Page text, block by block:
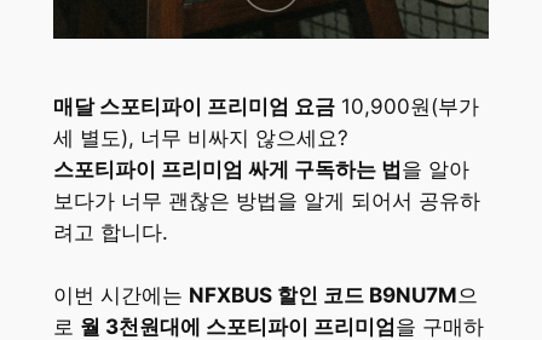
매달 스포티파이 프리미엄 요금10,900원(부가
세 별도), 너무 비싸지 않으세요?
스포티파이 프리미엄 싸게 구독하는 법을 알아
보다가 너무 괜찮은 방법을 알게 되어서 공유하
려고 합니다.
이번 시간에는 NFXBUS 할인 코드 B9NU7M으
로 월 3천원대에 스포티파이 프리미엄을 구매하